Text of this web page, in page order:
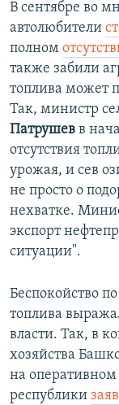
В сентябре во
автолюбители
полном
также забили
топлива может
Так, министр
Патрушев в
отсутствия
урожая, и сев
не просто о
нехватке.
экспорт
ситуации".
Беспокойство
топлива
власти. Так, в
хозяйства
на оперативном
республики